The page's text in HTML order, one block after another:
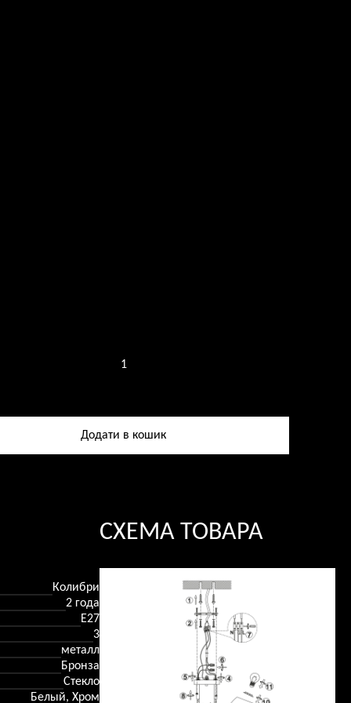
Додати в кошик
Колибри
2 года
E27
3
металл
Бронза
Стекло
Белый, Хром
СХЕМА ТОВАРА